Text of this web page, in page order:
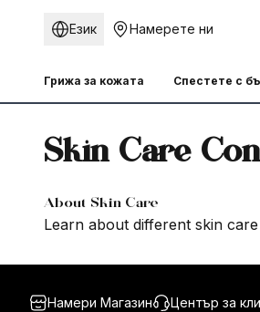
Език Намерете ни
Грижа за кожата Спестете с
Skin Care
About Skin Care
Learn about different skin
Намери Магазин Център за